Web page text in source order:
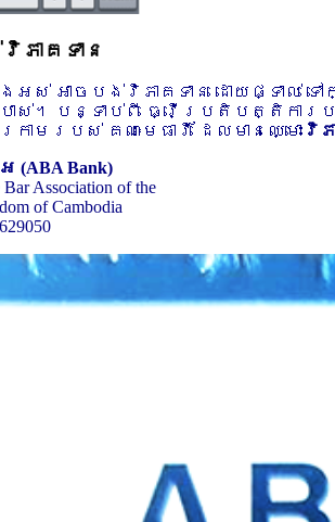
ាគទាន
ងអស់ អាចបង់វិភាគទាន ដោយផ្ទាល់
បាស់។ បន្ទាប់ពី ធ្វើប្រតិបត្តិកា
រាមរបស់ គណៈមេធាវី ដែលមានឈ្មោះ វិភ
(ABA Bank)
Association of the